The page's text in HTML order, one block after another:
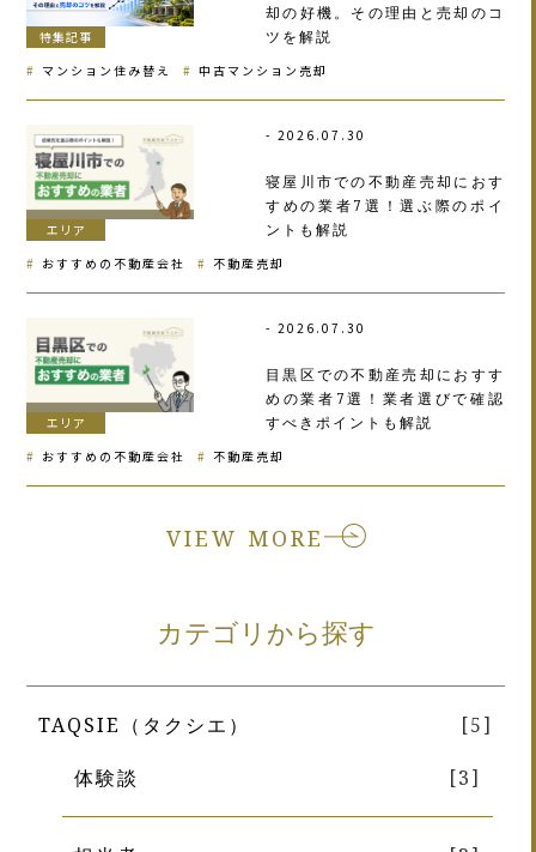
特集記事
却の好機。その理由と売却のコ
ツを解説
マンション住み替え 中古マンション売却
エリア
2026.07.30
寝屋川市での不動産売却におす
すめの業者7選！選ぶ際のポイ
ントも解説
おすすめの不動産会社 不動産売却
エリア
2026.07.30
目黒区での不動産売却におすす
めの業者7選！業者選びで確認
すべきポイントも解説
おすすめの不動産会社 不動産売却
VIEW MORE
カテゴリから探す
TAQSIE（タクシエ）
[5]
体験談
[3]